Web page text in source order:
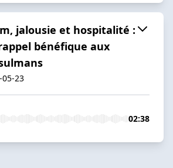
jalousie et hospitalité :
bénéfique aux
05-23
02:38